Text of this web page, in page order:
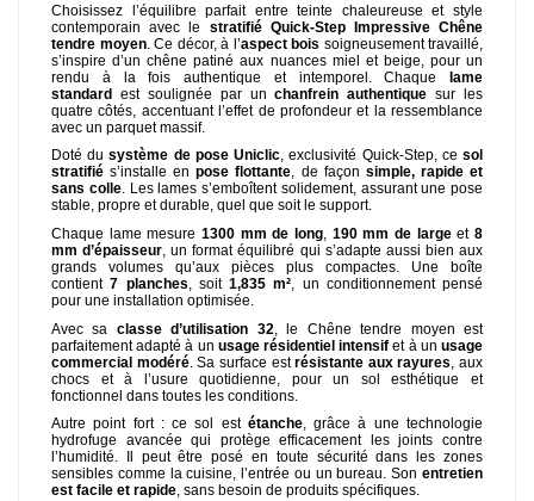
Choisissez l’équilibre parfait entre teinte chaleureuse et style
contemporain avec le stratifié Quick-Step Impressive Chêne
tendre moyen. Ce décor, à l’aspect bois soigneusement travaillé,
s’inspire d’un chêne patiné aux nuances miel et beige, pour un
rendu à la fois authentique et intemporel. Chaque lame
standard est soulignée par unchanfrein authentique sur les
quatre côtés, accentuant l’effet de profondeur et la ressemblance
avec un parquet massif.
Doté dusystème de pose Uniclic, exclusivité Quick-Step, cesol
stratifié s’installe enpose flottante, de façon simple, rapide et
sans colle. Les lames s’emboîtent solidement, assurant une pose
stable, propre et durable, quel que soit le support.
Chaque lame mesure 1300 mm de long, 190 mm de largeet8
mm d’épaisseur, un format équilibré qui s’adapte aussi bien aux
grands volumes qu’aux pièces plus compactes. Une boîte
contient7 planches, soit 1,835 m², un conditionnement pensé
pour une installation optimisée.
Avec sa classe d’utilisation 32 , le Chêne tendre moyen est
parfaitement adapté à un usage résidentiel intensif et à unusage
commercial modéré. Sa surface estrésistante aux rayures , aux
chocs et à l’usure quotidienne, pour un sol esthétique et
fonctionnel dans toutes les conditions.
Autre point fort : ce sol est étanche, grâce à une technologie
hydrofuge avancée qui protège efficacement les joints contre
l’humidité. Il peut être posé en toute sécurité dans les zones
sensibles comme la cuisine, l’entrée ou un bureau. Son entretien
est facile et rapide, sans besoin de produits spécifiques.